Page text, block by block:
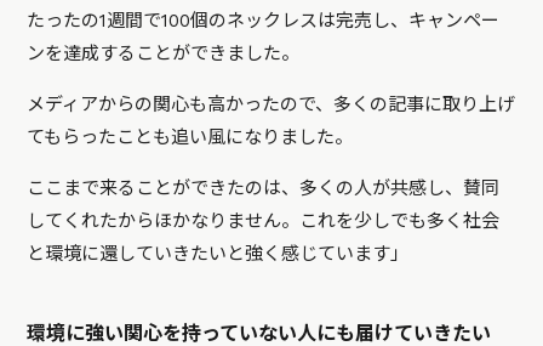
たったの1週間で100個のネックレスは完売し、キャンペー
ンを達成することができました。
メディアからの関心も高かったので、多くの記事に取り上げ
てもらったことも追い風になりました。
ここまで来ることができたのは、多くの人が共感し、賛同
してくれたからほかなりません。これを少しでも多く社会
と環境に還していきたいと強く感じています」
環境に強い関心を持っていない人にも届けていきたい